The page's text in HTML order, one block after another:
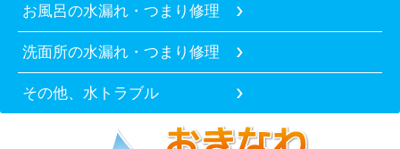
お風呂の水漏れ・つまり修理
洗面所の水漏れ・つまり修理
その他、水トラブル